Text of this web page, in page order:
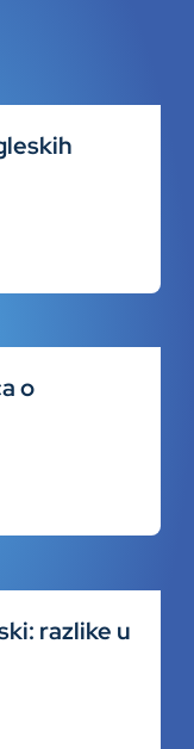
o
razlike u